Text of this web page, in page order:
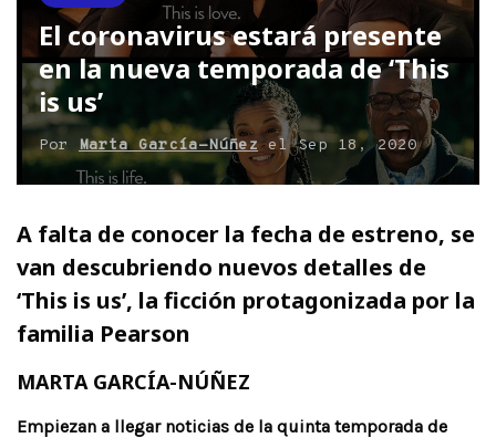
El coronavirus estará presente
en la nueva temporada de ‘This
is us’
Por Marta García-NúñezelSep 18, 2020
A falta de conocer la fecha de estreno, se
van descubriendo nuevos detalles de
‘This is us’, la ficción protagonizada por la
familia Pearson
MARTA GARCÍA-NÚÑEZ
Empiezan a llegar noticias de la quinta temporada de